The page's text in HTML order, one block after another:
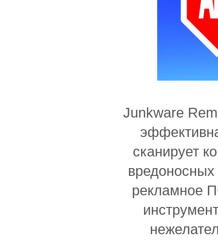
Junkware
сканирует
вредоносных
рекламное